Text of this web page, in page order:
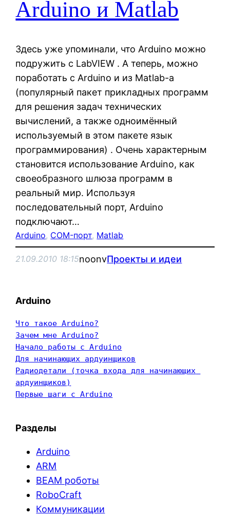
Arduino и Matlab
Здесь уже упоминали, что Arduino можно
подружить с LabVIEW . А теперь, можно
поработать с Arduino и из Matlab-а
(популярный пакет прикладных программ
для решения задач технических
вычислений, а также одноимённый
используемый в этом пакете язык
программирования) . Очень характерным
становится использование Arduino, как
своеобразного шлюза программ в
реальный мир. Используя
последовательный порт, Arduino
подключают…
Arduino, COM-порт, Matlab
21.09.2010 18:15noonvПроекты и идеи
Arduino
Что такое Arduino?
Зачем мне Arduino?
Начало работы с Arduino
Для начинающих ардуинщиков
Радиодетали (точка входа для начинающих
ардуинщиков)
Первые шаги с Arduino
Разделы
Arduino
ARM
BEAM роботы
RoboCraft
Коммуникации